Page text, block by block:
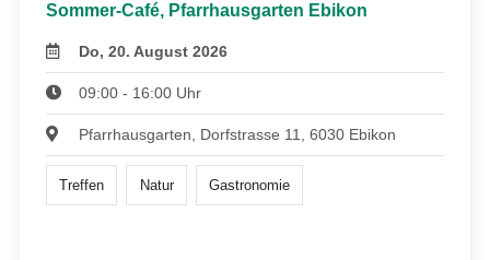
Sommer-Café, Pfarrhausgarten Ebikon
Do, 20. August 2026
09:00 - 16:00 Uhr
Pfarrhausgarten, Dorfstrasse 11, 6030 Ebikon
Treffen Natur Gastronomie